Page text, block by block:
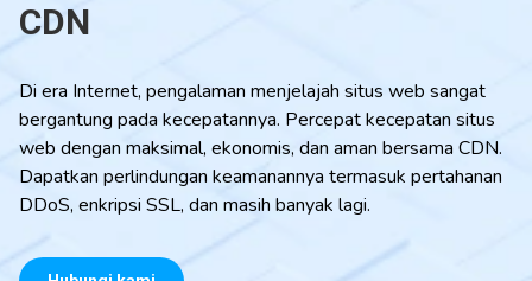
CDN
Di era Internet, pengalaman menjelajah situs web sangat
bergantung pada kecepatannya. Percepat kecepatan situs
web dengan maksimal, ekonomis, dan aman bersama CDN.
Dapatkan perlindungan keamanannya termasuk pertahanan
DDoS, enkripsi SSL, dan masih banyak lagi.